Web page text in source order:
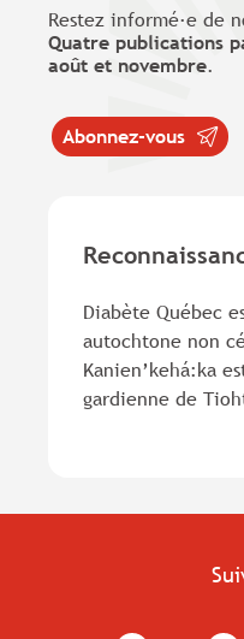
Restez informé·e de
Quatre publications
août et novembre.
Abonnez-vous
Diabète Québec
autochtone non
Kanien’kehá:ka
gardienne de